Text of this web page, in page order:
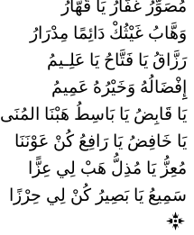
مُصَوِّرُ غَفَّارُ يَا قَهَّارُ
وَهَّابُ غَيْثُكْ دَائِمًا مِدْرَارُ
رَزَّاقُ يَا فَتَّاحُ يَا عَلِـيمُ
إِِفْضَالُهُ وَخَيْرُهُ عَمِيمُ
يَا قَابِضُ يَا بَاسِطُ هَبْنَا المُنَى
يَا خَافِضُ يَا رَافِعُ كُنْ عَوْنَنَا
مُعِزُّ يَا مُذِلُّ هَبْ لِي عِزًّا
سَمِيعُ يَا بَصِيرُ كُنْ لِي حِرْزًا